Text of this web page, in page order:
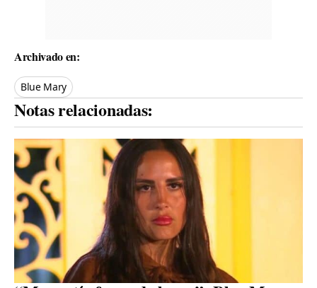
Archivado en:
Blue Mary
Notas relacionadas: